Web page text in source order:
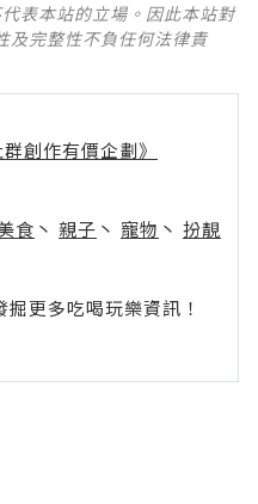
表本站的立場。因此本站對
及完整性不負任何法律責
創作有價企劃》
食 丶 親子 丶 寵物 丶 扮靚
更多吃喝玩樂資訊！